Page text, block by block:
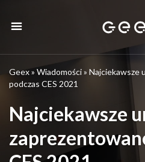
Geex» Wiadomości» Najciekawsze
podczas CES 2021
Najciekawsze